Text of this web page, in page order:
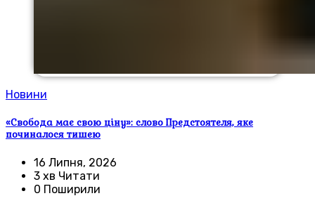
Новини
«Свобода має свою ціну»: слово Предстоятеля, яке
починалося тишею
16 Липня, 2026
3 хв Читати
0 Поширили